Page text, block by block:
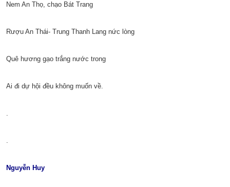
Nem An Thọ, chạo Bát Trang
Rượu An Thái- Trung Thanh Lang nức lòng
Quê hương gạo trắng nước trong
Ai đi dự hội đều không muốn về.
.
.
Nguyễn Huy